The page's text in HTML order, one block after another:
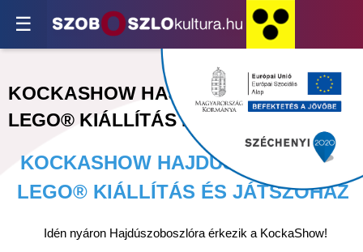
☰
KOCKASHOW HAJDÚSZOBOSZLÓ -
LEGO® KIÁLLÍTÁS ÉS JÁTSZÓHÁZ
KOCKASHOW HAJDÚSZOBOSZLÓ -
LEGO® KIÁLLÍTÁS ÉS JÁTSZÓHÁZ
Idén nyáron Hajdúszoboszlóra érkezik a KockaShow!